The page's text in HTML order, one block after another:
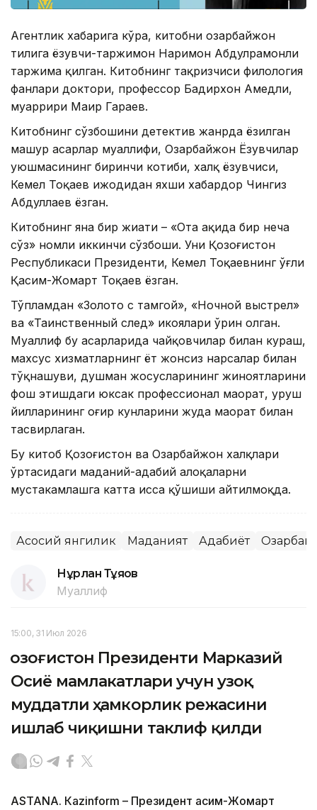
Агентлик хабарига кўра, китобни озарбайжон
тилига ёзувчи-таржимон Наримон Абдулраҳмонли
таржима қилган. Китобнинг тақризчиси филология
фанлари доктори, профессор Бадирхон Аҳмедли,
муҳаррири Маҳир Гараев.
Китобнинг сўзбошини детектив жанрда ёзилган
машҳур асарлар муаллифи, Озарбайжон Ёзувчилар
уюшмасининг биринчи котиби, халқ ёзувчиси,
Кемел Тоқаев ижодидан яхши хабардор Чингиз
Абдуллаев ёзган.
Китобнинг яна бир жиҳати – «Ота ҳақида бир неча
сўз» номли иккинчи сўзбоши. Уни Қозоғистон
Республикаси Президенти, Кемел Тоқаевнинг ўғли
Қасим-Жомарт Тоқаев ёзган.
Тўпламдан «Золото с тамгой», «Ночной выстрел»
ва «Таинственный след» ҳикоялари ўрин олган.
Муаллиф бу асарларида чайқовчилар билан кураш,
махсус хизматларнинг ёт жонсиз нарсалар билан
тўқнашуви, душман жосусларининг жиноятларини
фош этишдаги юксак профессионал маҳорат, уруш
йилларининг оғир кунларини жуда маҳорат билан
тасвирлаган.
Бу китоб Қозоғистон ва Озарбайжон халқлари
ўртасидаги маданий-адабий алоқаларни
мустаҳкамлашга катта ҳисса қўшиши айтилмоқда.
Асосий янгилик Маданият Адабиёт
Нұрлан Тұяқов
Муаллиф
15:00, 31 Июл 2026
Қозоғистон Президенти Марказий
Осиё мамлакатлари учун узоқ
муддатли ҳамкорлик режасини
ишлаб чиқишни таклиф қилди
ASTANА. Кazinform – Президент Қасим-Жомарт